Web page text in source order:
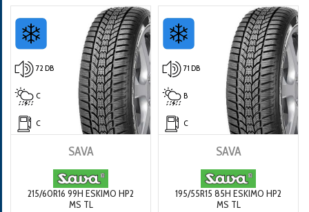
72 DB
C
C
SAVA
215/60R16 99H ESKIMO HP2
MS TL
71 DB
B
C
SAVA
195/55R15 85H ESKIMO HP2
MS TL